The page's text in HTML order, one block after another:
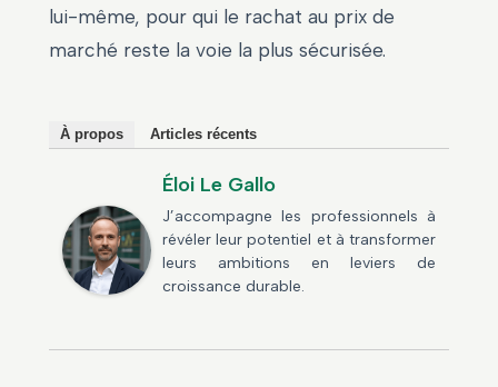
lui-même, pour qui le rachat au prix de
marché reste la voie la plus sécurisée.
À propos Articles récents
Éloi Le Gallo
J’accompagne les professionnels à
révéler leur potentiel et à transformer
leurs ambitions en leviers de
croissance durable.